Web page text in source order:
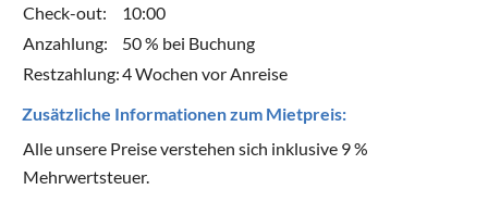
Check-out:
10:00
Anzahlung:
50 % bei Buchung
Restzahlung:4 Wochen vor Anreise
Zusätzliche Informationen zum Mietpreis:
Alle unsere Preise verstehen sich inklusive 9 %
Mehrwertsteuer.